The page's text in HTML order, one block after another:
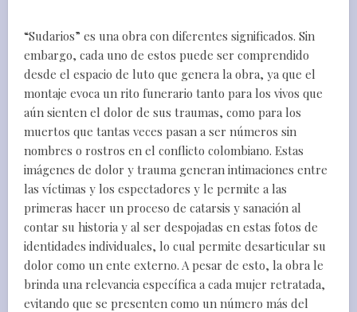
“Sudarios” es una obra con diferentes significados. Sin
embargo, cada uno de estos puede ser comprendido
desde el espacio de luto que genera la obra, ya que el
montaje evoca un rito funerario tanto para los vivos que
aún sienten el dolor de sus traumas, como para los
muertos que tantas veces pasan a ser números sin
nombres o rostros en el conflicto colombiano. Estas
imágenes de dolor y trauma generan intimaciones entre
las víctimas y los espectadores y le permite a las
primeras hacer un proceso de catarsis y sanación al
contar su historia y al ser despojadas en estas fotos de
identidades individuales, lo cual permite desarticular su
dolor como un ente externo. A pesar de esto, la obra le
brinda una relevancia específica a cada mujer retratada,
evitando que se presenten como un número más del